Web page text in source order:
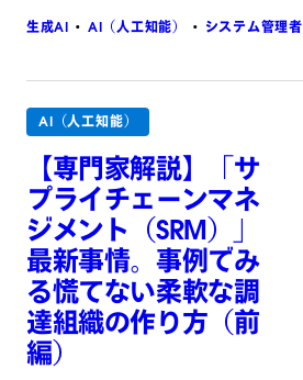
生成AI AI（人工知能） システム管理者
AI（人工知能）
【専門家解説】「サ
プライチェーンマネ
ジメント（SRM）」
最新事情。事例でみ
る慌てない柔軟な調
達組織の作り方（前
編）